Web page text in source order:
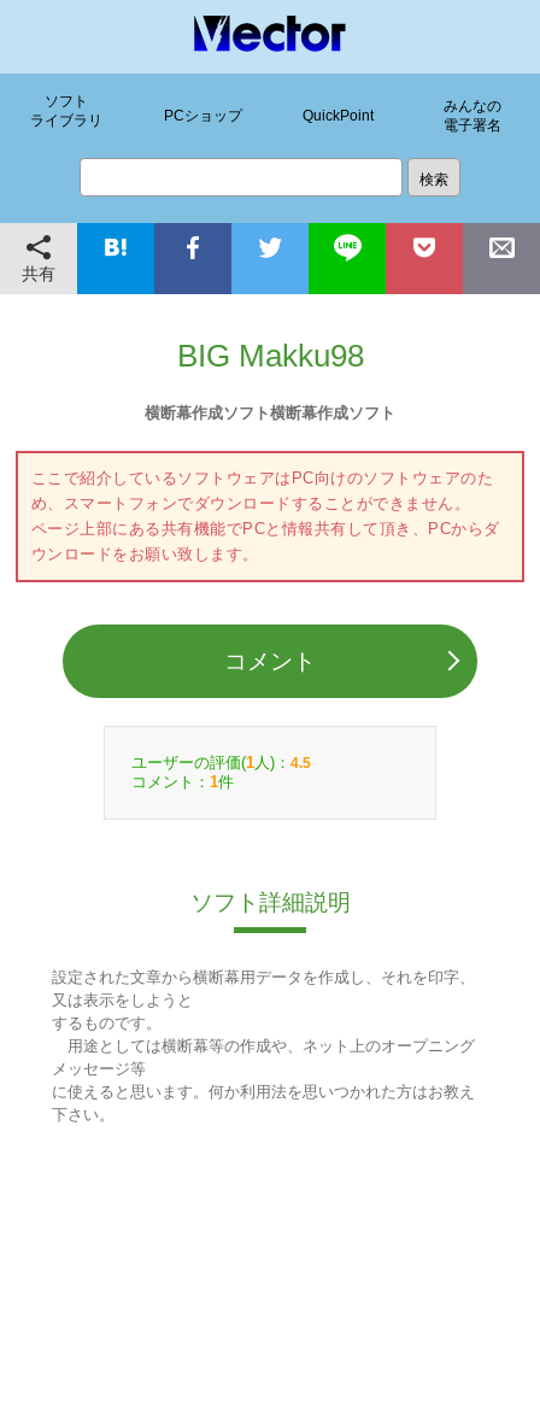
ソフト
ライブラリ
PCショップ QuickPoint
みんなの
電子署名
共有
BIG Makku98
横断幕作成ソフト横断幕作成ソフト
ここで紹介しているソフトウェアはPC向けのソフトウェアのた
め、スマートフォンでダウンロードすることができません。
ページ上部にある共有機能でPCと情報共有して頂き、PCからダ
ウンロードをお願い致します。
コメント
ユーザーの評価(1 人)： 4.5
コメント： 1件
ソフト詳細説明
設定された文章から横断幕用データを作成し、それを印字、
又は表示をしようと
するものです。
用途としては横断幕等の作成や、ネット上のオープニング
メッセージ等
に使えると思います。何か利用法を思いつかれた方はお教え
下さい。